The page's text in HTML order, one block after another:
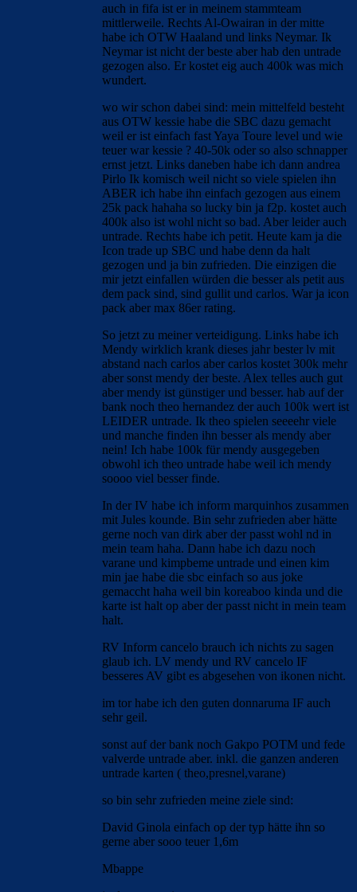
auch in fifa ist er in meinem stammteam
mittlerweile. Rechts Al-Owairan in der mitte
habe ich OTW Haaland und links Neymar. Ik
Neymar ist nicht der beste aber hab den untrade
gezogen also. Er kostet eig auch 400k was mich
wundert.
wo wir schon dabei sind: mein mittelfeld besteht
aus OTW kessie habe die SBC dazu gemacht
weil er ist einfach fast Yaya Toure level und wie
teuer war kessie ? 40-50k oder so also schnapper
ernst jetzt. Links daneben habe ich dann andrea
Pirlo Ik komisch weil nicht so viele spielen ihn
ABER ich habe ihn einfach gezogen aus einem
25k pack hahaha so lucky bin ja f2p. kostet auch
400k also ist wohl nicht so bad. Aber leider auch
untrade. Rechts habe ich petit. Heute kam ja die
Icon trade up SBC und habe denn da halt
gezogen und ja bin zufrieden. Die einzigen die
mir jetzt einfallen würden die besser als petit aus
dem pack sind, sind gullit und carlos. War ja icon
pack aber max 86er rating.
So jetzt zu meiner verteidigung. Links habe ich
Mendy wirklich krank dieses jahr bester lv mit
abstand nach carlos aber carlos kostet 300k mehr
aber sonst mendy der beste. Alex telles auch gut
aber mendy ist günstiger und besser. hab auf der
bank noch theo hernandez der auch 100k wert ist
LEIDER untrade. Ik theo spielen seeeehr viele
und manche finden ihn besser als mendy aber
nein! Ich habe 100k für mendy ausgegeben
obwohl ich theo untrade habe weil ich mendy
soooo viel besser finde.
In der IV habe ich inform marquinhos zusammen
mit Jules kounde. Bin sehr zufrieden aber hätte
gerne noch van dirk aber der passt wohl nd in
mein team haha. Dann habe ich dazu noch
varane und kimpbeme untrade und einen kim
min jae habe die sbc einfach so aus joke
gemaccht haha weil bin koreaboo kinda und die
karte ist halt op aber der passt nicht in mein team
halt.
RV Inform cancelo brauch ich nichts zu sagen
glaub ich. LV mendy und RV cancelo IF
besseres AV gibt es abgesehen von ikonen nicht.
im tor habe ich den guten donnaruma IF auch
sehr geil.
sonst auf der bank noch Gakpo POTM und fede
valverde untrade aber. inkl. die ganzen anderen
untrade karten ( theo,presnel,varane)
so bin sehr zufrieden meine ziele sind:
David Ginola einfach op der typ hätte ihn so
gerne aber sooo teuer 1,6m
Mbappe